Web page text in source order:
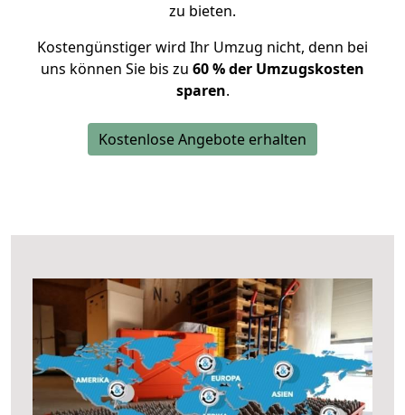
zu bieten.
Kostengünstiger wird Ihr Umzug nicht, denn bei
uns können Sie bis zu 60 % der Umzugskosten
sparen.
Kostenlose Angebote erhalten